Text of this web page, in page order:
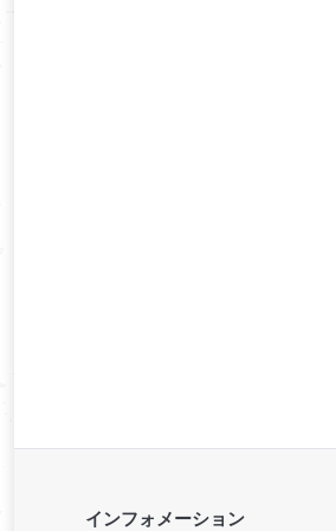
インフォメーション